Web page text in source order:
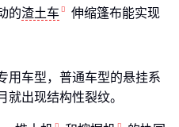
的渣土车
伸缩篷布能实现
用车型，普通车型的悬挂系
就出现结构性裂纹。